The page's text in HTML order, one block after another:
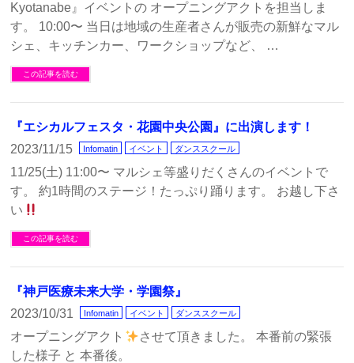
Kyotanabe』イベントの オープニングアクトを担当しま
す。 10:00〜 当日は地域の生産者さんが販売の新鮮なマル
シェ、キッチンカー、ワークショップなど、 …
この記事を読む
『エシカルフェスタ・花園中央公園』に出演します！
2023/11/15
Infomatin イベント ダンススクール
11/25(土) 11:00〜 マルシェ等盛りだくさんのイベントで
す。 約1時間のステージ！たっぷり踊ります。 お越し下さ
い
この記事を読む
『神戸医療未来大学・学園祭』
2023/10/31
Infomatin イベント ダンススクール
オープニングアクト
させて頂きました。 本番前の緊張
した様子 と 本番後。